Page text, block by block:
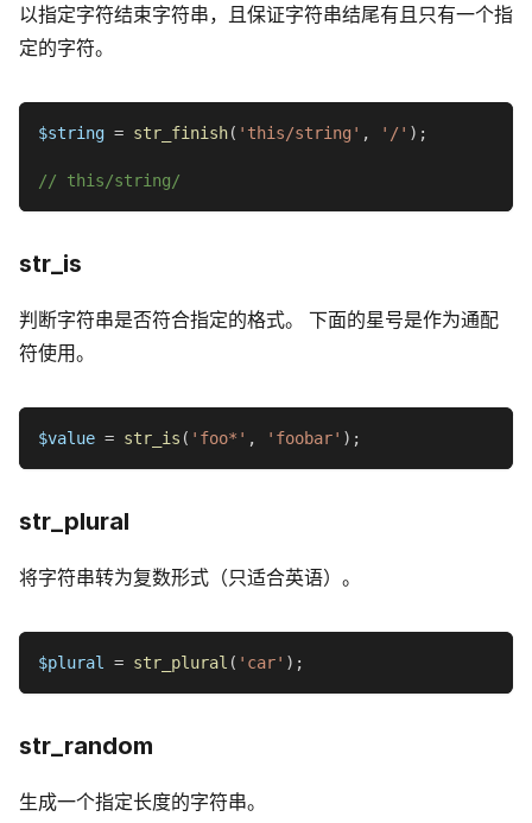
以指定字符结束字符串，且保证字符串结尾有且只有一个指
定的字符。
$string = str_finish( 'this/string' , '/' ) ;
// this/string/
str_is
判断字符串是否符合指定的格式。 下面的星号是作为通配
符使用。
$value = str_is ( 'foo*' , 'foobar' ) ;
str_plural
将字符串转为复数形式（只适合英语）。
$plural = str_plural ( 'car' ) ;
str_random
生成一个指定长度的字符串。